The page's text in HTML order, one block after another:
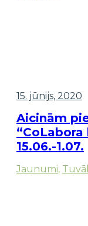
15. jūnijs, 2020
Aicinām
“CoLabora
15.06.-1.07.
Jaunumi,